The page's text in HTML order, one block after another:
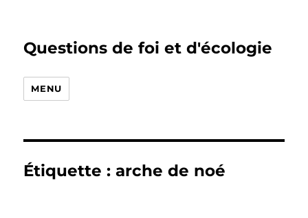
Questions de foi et d'écologie
MENU
Étiquette :arche de noé